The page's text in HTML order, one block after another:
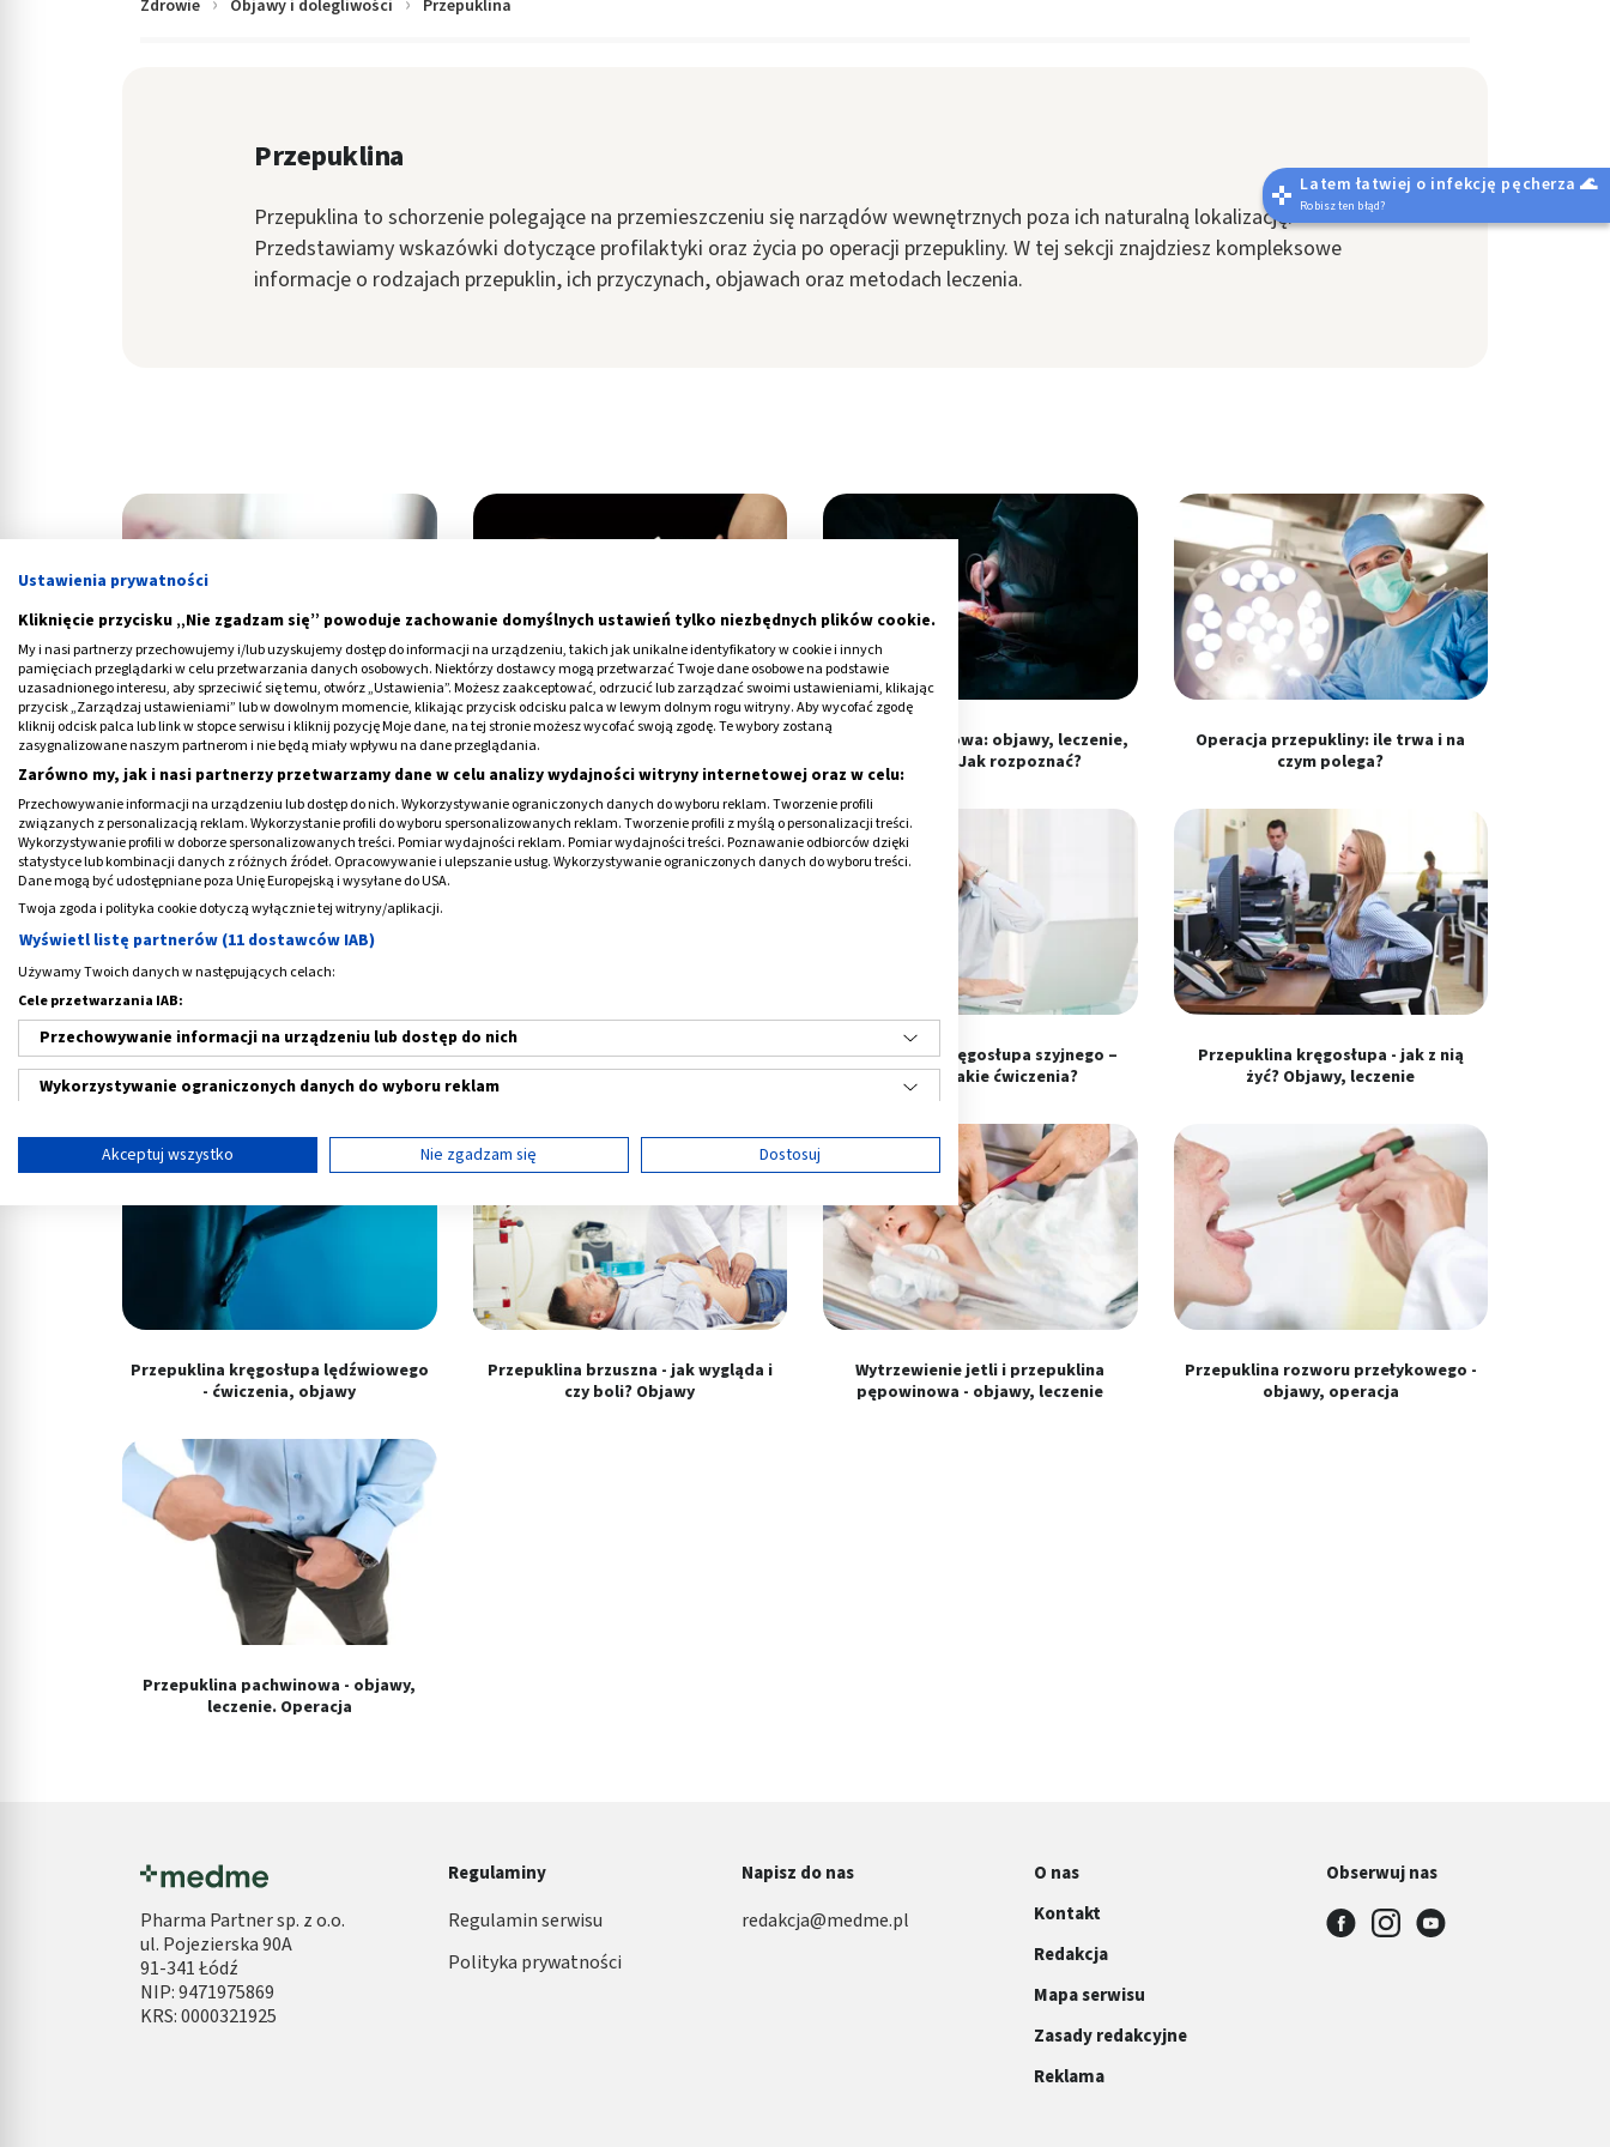
Zdrowie Objawy i dolegliwości Przepuklina
Przepuklina
Przepuklina to schorzenie polegające na przemieszczeniu się narządów wewnętrznych poza ich naturalną lokalizację.
Przedstawiamy wskazówki dotyczące profilaktyki oraz życia po operacji przepukliny. W tej sekcji znajdziesz kompleksowe
informacje o rodzajach przepuklin, ich przyczynach, objawach oraz metodach leczenia.
Przepuklina pachwinowa u dzieci -
Przepuklina pępkowa u niemowląt:
plastrowanie i leczenie
Przepuklina udowa: objawy, leczenie,
operacja. Jak rozpoznać?
Operacja przepukliny: ile trwa i na
czym polega?
Przepuklina kresy białej - objawy i
operacja. Jak wygląda?
Przepuklina mosznowa: objawy,
przyczyny, operacja i leczenie
Przepuklina kręgosłupa szyjnego –
objawy. Jakie ćwiczenia?
Przepuklina kręgosłupa - jak z nią
żyć? Objawy, leczenie
Przepuklina kręgosłupa lędźwiowego
- ćwiczenia, objawy
Przepuklina brzuszna - jak wygląda i
czy boli? Objawy
Wytrzewienie jetli i przepuklina
pępowinowa - objawy, leczenie
Przepuklina rozworu przełykowego -
objawy, operacja
Przepuklina pachwinowa - objawy,
leczenie. Operacja
Pharma Partner sp. z o.o.
ul. Pojezierska 90A
91-341 Łódź
NIP: 9471975869
KRS: 0000321925
Regulaminy
Regulamin serwisu
Polityka prywatności
Napisz do nas
redakcja@medme.pl
O nas
Kontakt
Redakcja
Mapa serwisu
Zasady redakcyjne
Reklama
Obserwuj nas
Latem łatwiej o infekcję pęcherza 🌊
Robisz ten błąd?
Ustawienia prywatności
Kliknięcie przycisku „Nie zgadzam się” powoduje zachowanie domyślnych ustawień tylko niezbędnych plików cookie.
My i nasi partnerzy przechowujemy i/lub uzyskujemy dostęp do informacji na urządzeniu, takich jak unikalne identyfikatory w cookie i innych
pamięciach przeglądarki w celu przetwarzania danych osobowych. Niektórzy dostawcy mogą przetwarzać Twoje dane osobowe na podstawie
uzasadnionego interesu, aby sprzeciwić się temu, otwórz „Ustawienia”. Możesz zaakceptować, odrzucić lub zarządzać swoimi ustawieniami, klikając
przycisk „Zarządzaj ustawieniami” lub w dowolnym momencie, klikając przycisk odcisku palca w lewym dolnym rogu witryny. Aby wycofać zgodę
kliknij odcisk palca lub link w stopce serwisu i kliknij pozycję Moje dane, na tej stronie możesz wycofać swoją zgodę. Te wybory zostaną
zasygnalizowane naszym partnerom i nie będą miały wpływu na dane przeglądania.
Zarówno my, jak i nasi partnerzy przetwarzamy dane w celu analizy wydajności witryny internetowej oraz w celu:
Przechowywanie informacji na urządzeniu lub dostęp do nich. Wykorzystywanie ograniczonych danych do wyboru reklam. Tworzenie profili
związanych z personalizacją reklam. Wykorzystanie profili do wyboru spersonalizowanych reklam. Tworzenie profili z myślą o personalizacji treści.
Wykorzystywanie profili w doborze spersonalizowanych treści. Pomiar wydajności reklam. Pomiar wydajności treści. Poznawanie odbiorców dzięki
statystyce lub kombinacji danych z różnych źródeł. Opracowywanie i ulepszanie usług. Wykorzystywanie ograniczonych danych do wyboru treści.
Dane mogą być udostępniane poza Unię Europejską i wysyłane do USA.
Twoja zgoda i polityka cookie dotyczą wyłącznie tej witryny/aplikacji.
Wyświetl listę partnerów (11 dostawców IAB)
Używamy Twoich danych w następujących celach:
Cele przetwarzania IAB:
Przechowywanie informacji na urządzeniu lub dostęp do nich
Wykorzystywanie ograniczonych danych do wyboru reklam
Tworzenie profili w celu spersonalizowanych reklam
Tworzenie profili w celu personalizacji treści
Wykorzystywanie profili w celu doboru spersonalizowanych treści
Pomiar efektywności reklam
Pomiar efektywności treści
Rozwój i ulepszanie usług
Wykorzystywanie ograniczonych danych do wyboru treści
Użycie dokładnych danych geolokalizacyjnych
Cele przetwarzania inne niż IAB:
Akceptuj wszystko Nie zgadzam się Dostosuj